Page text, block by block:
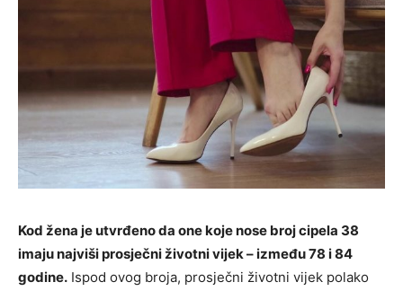
Kod žena je utvrđeno da one koje nose broj cipela 38
imaju najviši prosječni životni vijek – između 78 i 84
godine. Ispod ovog broja, prosječni životni vijek polako